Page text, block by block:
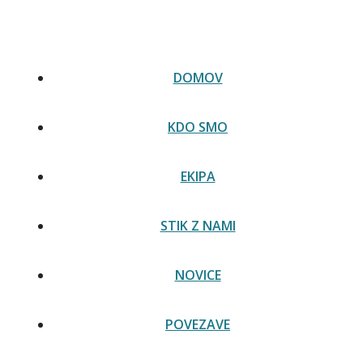
DOMOV
KDO SMO
EKIPA
STIK Z NAMI
NOVICE
POVEZAVE